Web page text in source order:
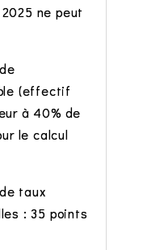
ne peut
(effectif
à 40% de
le calcul
taux
: 35 points